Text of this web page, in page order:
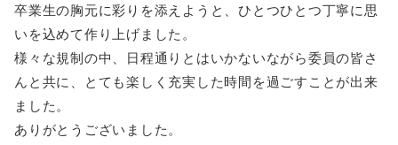
卒業生の胸元に彩りを添えようと、ひとつひとつ丁寧に思
いを込めて作り上げました。
様々な規制の中、日程通りとはいかないながら委員の皆さ
んと共に、とても楽しく充実した時間を過ごすことが出来
ました。
ありがとうございました。